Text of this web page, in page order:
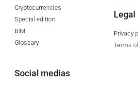
Cryptocurrencies
Special edition
BIM
Glossary
Legal
Privacy
Terms
Social medias